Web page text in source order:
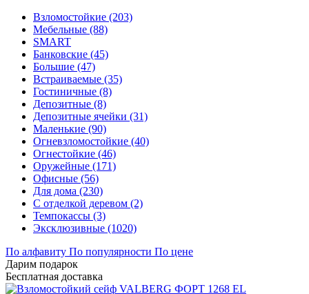
Взломостойкие (203)
Мебельные (88)
SMART
Банковские (45)
Большие (47)
Встраиваемые (35)
Гостиничные (8)
Депозитные (8)
Депозитные ячейки (31)
Маленькие (90)
Огневзломостойкие (40)
Огнестойкие (46)
Оружейные (171)
Офисные (56)
Для дома (230)
С отделкой деревом (2)
Темпокассы (3)
Эксклюзивные (1020)
По алфавиту По популярности По цене
Дарим подарок
Бесплатная доставка